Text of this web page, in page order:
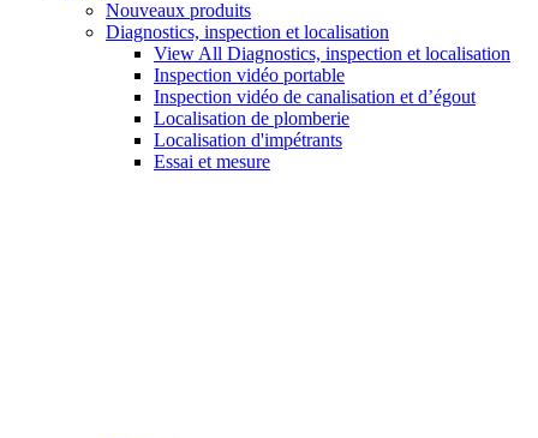
Nouveaux produits
Diagnostics, inspection et localisation
View All Diagnostics, inspection et localisation
Inspection vidéo portable
Inspection vidéo de canalisation et d’égout
Localisation de plomberie
Localisation d'impétrants
Essai et mesure